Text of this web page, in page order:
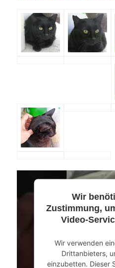
Wir
Zustimmung,
Video-
Wir verwenden
Drittanbieters,
einzubetten. Dieser